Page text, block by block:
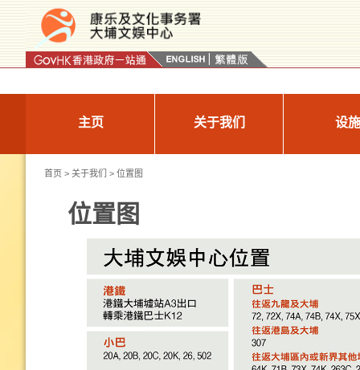
主页 关于我们 设施
首页 > 关于我们 > 位置图
位置图